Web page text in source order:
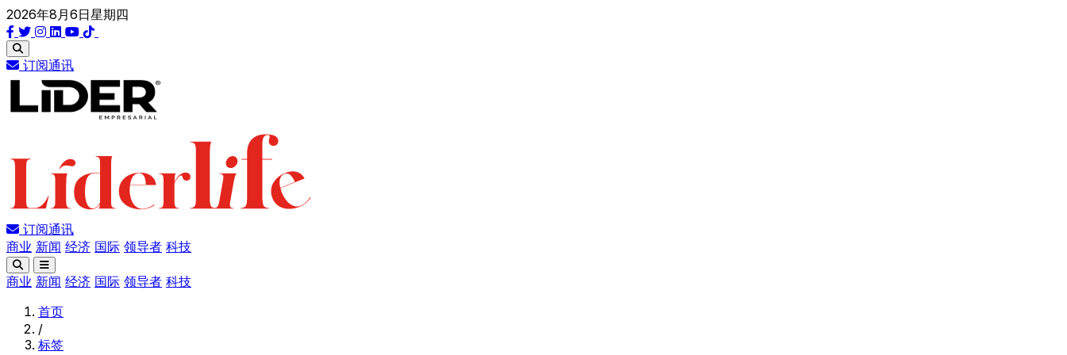
2026年8月6日星期四
订阅通讯
订阅通讯
商业 新闻 经济 国际 领导者 科技
商业 新闻 经济 国际 领导者 科技
首页
/
标签